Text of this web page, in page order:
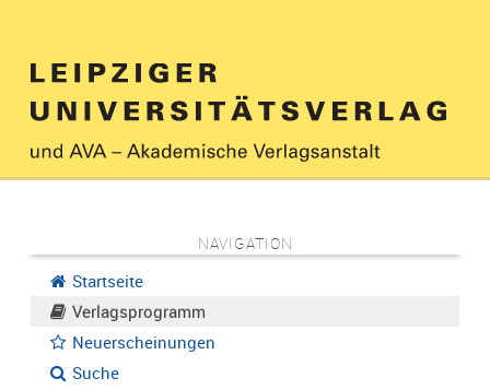
NAVIGATION
Startseite
Verlagsprogramm
Neuerscheinungen
Suche